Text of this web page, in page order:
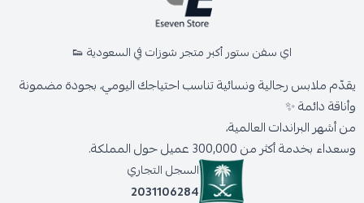
اي سفن ستور أكبر متجر شوزات في السعودية 👟
يقدّم ملابس رجالية ونسائية تناسب احتياجك اليومي، بجودة مضمونة
وأناقة دائمة ✨
من أشهر البراندات العالمية،
وسعداء بخدمة أكثر من 300,000 عميل حول المملكة.
السجل التجاري
2031106284